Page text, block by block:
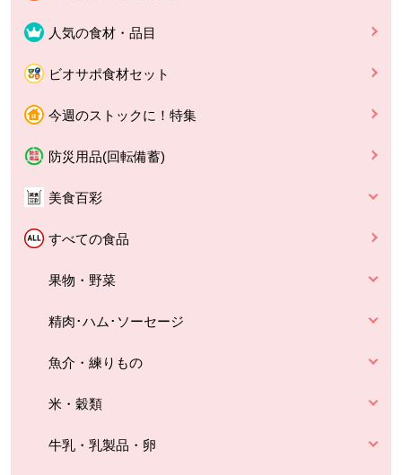
人気の食材・品目
ビオサポ食材セット
今週のストックに！特集
防災用品(回転備蓄)
美食百彩
すべての食品
果物・野菜
精肉･ハム･ソーセージ
魚介・練りもの
米・穀類
牛乳・乳製品・卵